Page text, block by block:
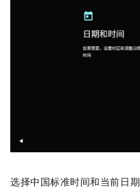
选择中国标准时间和当前日期